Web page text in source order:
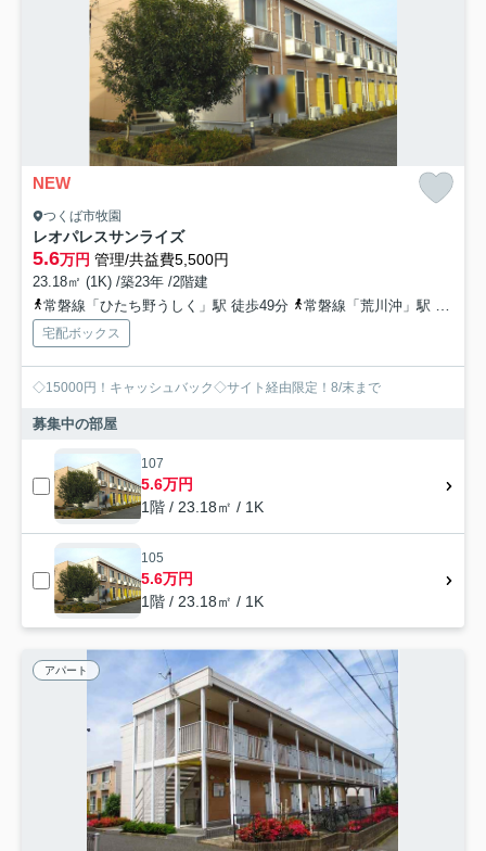
NEW
つくば市牧園
レオパレスサンライズ
5.6万円 管理/共益費5,500円
23.18㎡ (1K) /築23年 /2階建
常磐線「ひたち野うしく」駅 徒歩49分
常磐線「荒川沖」駅 徒歩62分
宅配ボックス
◇15000円！キャッシュバック◇サイト経由限定！8/末まで
募集中の部屋
107
5.6万円
1階 / 23.18㎡ / 1K
105
5.6万円
1階 / 23.18㎡ / 1K
アパート